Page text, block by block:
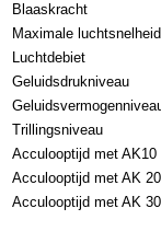
Blaaskracht
Maximale luchtsnelheid
Luchtdebiet
Geluidsdrukniveau
Trillingsniveau
Acculooptijd met AK10
Acculooptijd met AK 20
Acculooptijd met AK 30